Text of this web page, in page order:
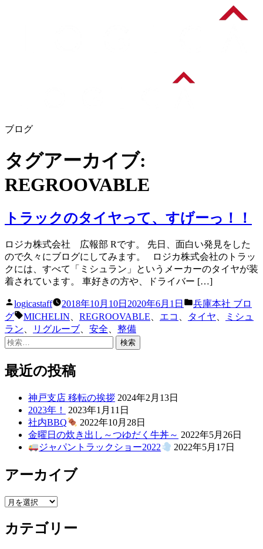
ブログ
タグアーカイブ:
REGROOVABLE
トラックのタイヤって、すげーっ！！
ロジカ株式会社 広報部 Rです。 先日、面白い発見をした
ので久々にブログにしてみます。 ロジカ株式会社のトラッ
クには、すべて「ミシュラン」というメーカーのタイヤが装
着されています。 車好きの方や、ドライバー […]
投
稿
者:
logicastaff 2018年10月10日 2020年6月1日
カ
テ
兵庫本社 ブロ
グ
タ
MICHELIN、 REGROOVABLE、 エコ 、 タイヤ、
ミシュ
ラン、 リグルーブ、 安全、 整備
検
最近の投稿
神戸支店 移転の挨拶 2024年2月13日
2023年！
2023年1月11日
社内BBQ
2022年10月28日
金曜日の炊き出し～つゆだく牛丼～ 2022年5月26日
ジャパントラックショー2022
2022年5月17日
アーカイブ
ア
カ
イ
カテゴリー